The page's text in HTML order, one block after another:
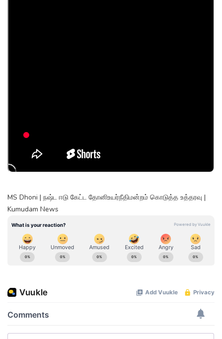
MS Dhoni | நஷ்ட ஈடு கேட்ட தோனிஉயர்நீதிமன்றம் கொடுத்த உத்தரவு |
Kumudam News